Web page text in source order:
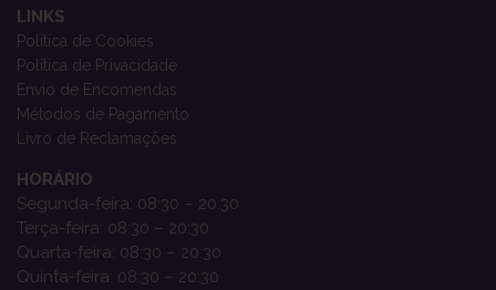
LINKS
Política de Cookies
Política de Privacidade
Envio de Encomendas
Métodos de Pagamento
Livro de Reclamações
HORÁRIO
Segunda-feira: 08:30 – 20:30
Terça-feira: 08:30 – 20:30
Quarta-feira: 08:30 – 20:30
Quinta-feira: 08:30 – 20:30